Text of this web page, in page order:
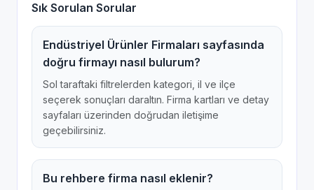
Sık Sorulan Sorular
Endüstriyel Ürünler Firmaları sayfasında
doğru firmayı nasıl bulurum?
Sol taraftaki filtrelerden kategori, il ve ilçe
seçerek sonuçları daraltın. Firma kartları ve detay
sayfaları üzerinden doğrudan iletişime
geçebilirsiniz.
Bu rehbere firma nasıl eklenir?